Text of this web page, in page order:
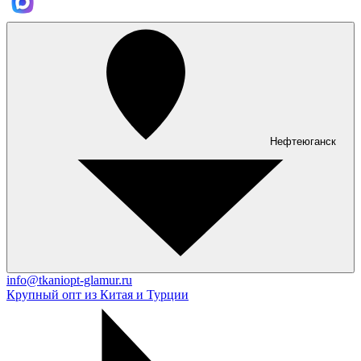
Нефтеюганск
info@tkaniopt-glamur.ru
Крупный опт из Китая и Турции